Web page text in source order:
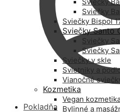
Pokladňa
Sviečky
Sviečky Bispol
Sviečky Santo
Sviečky
Sviečky
Sviečky v skle
Svietniky a
Vianočné
Kozmetika
Vegan
Bylinné a